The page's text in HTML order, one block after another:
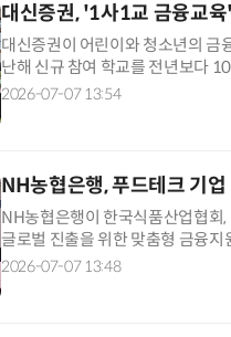
대신증권, '1사1교 금융교
대신증권이 어린이와 청소년의 금
난해 신규 참여 학교를 전년보다
증권은 지난해 전국 23개 영업점
2026-07-07 13:54
NH농협은행, 푸드테크 기
NH농협은행이 한국식품산업협회
글로벌 진출을 위한 맞춤형 금융
기업의 원활한 자금 조달을 돕기
2026-07-07 13:48